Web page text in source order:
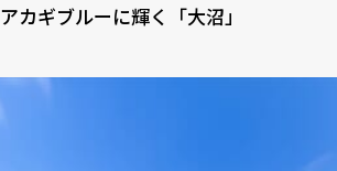
アカギブルーに輝く「大沼」